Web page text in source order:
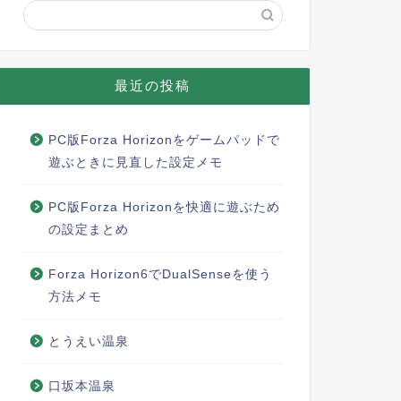
最近の投稿
PC版Forza Horizonをゲームパッドで
遊ぶときに見直した設定メモ
PC版Forza Horizonを快適に遊ぶため
の設定まとめ
Forza Horizon6でDualSenseを使う
方法メモ
とうえい温泉
口坂本温泉